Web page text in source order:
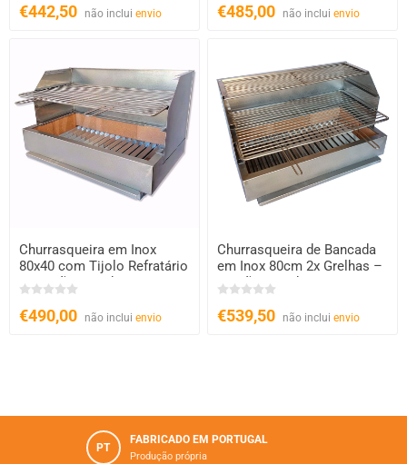
€442,50 não inclui envio €485,00 não incluienvio
Churrasqueira em Inox
80x40 com Tijolo Refratário
– Carvão e Lenha
€490,00 não inclui envio
Churrasqueira de Bancada
em Inox 80cm 2x Grelhas –
Carvão e Lenha
€539,50 não incluienvio
PT
FABRICADO EM PORTUGAL
Produção própria